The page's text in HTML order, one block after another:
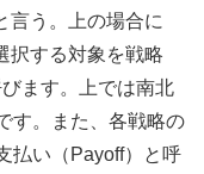
う。上の場合に
択する対象を戦略
ます。上では南北
す。また、各戦略の
払い（Payoff）と呼